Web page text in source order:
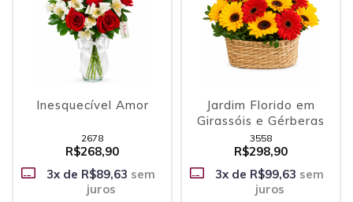
Inesquecível Amor
2678
R$268,90
3x de R$89,63 sem
juros
Jardim Florido em
Girassóis e Gérberas
3558
R$298,90
3x de R$99,63 sem
juros